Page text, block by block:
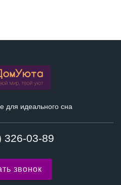
для идеального сна
326-03-89
звонок